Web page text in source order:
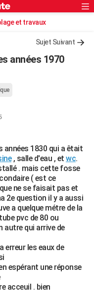
Rechercher
et travaux
Sujet Suivant
années 1970
années 1830 qui a êtait
, salle d'eau , et wc.
. mais cette fosse
( est ce
ne se faisait pas et
2e question il y a aussi
a quelque métre de la
pvc de 80 ou
autre qui arrive de
erreur les eaux de
espérant une réponse
acceuil . bien